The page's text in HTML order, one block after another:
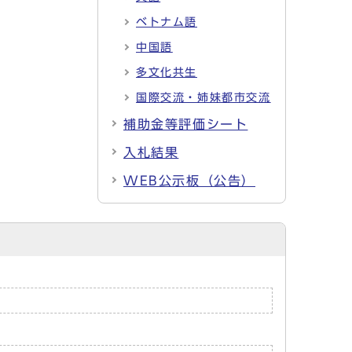
ベトナム語
中国語
多文化共生
国際交流・姉妹都市交流
補助金等評価シート
入札結果
WEB公示板（公告）